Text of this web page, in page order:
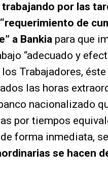
por las
“requerimiento de
a Bankia para que
“adecuado y
Trabajadores,
las horas
nacionalizado
por tiempos
forma inmediata,
se hacen